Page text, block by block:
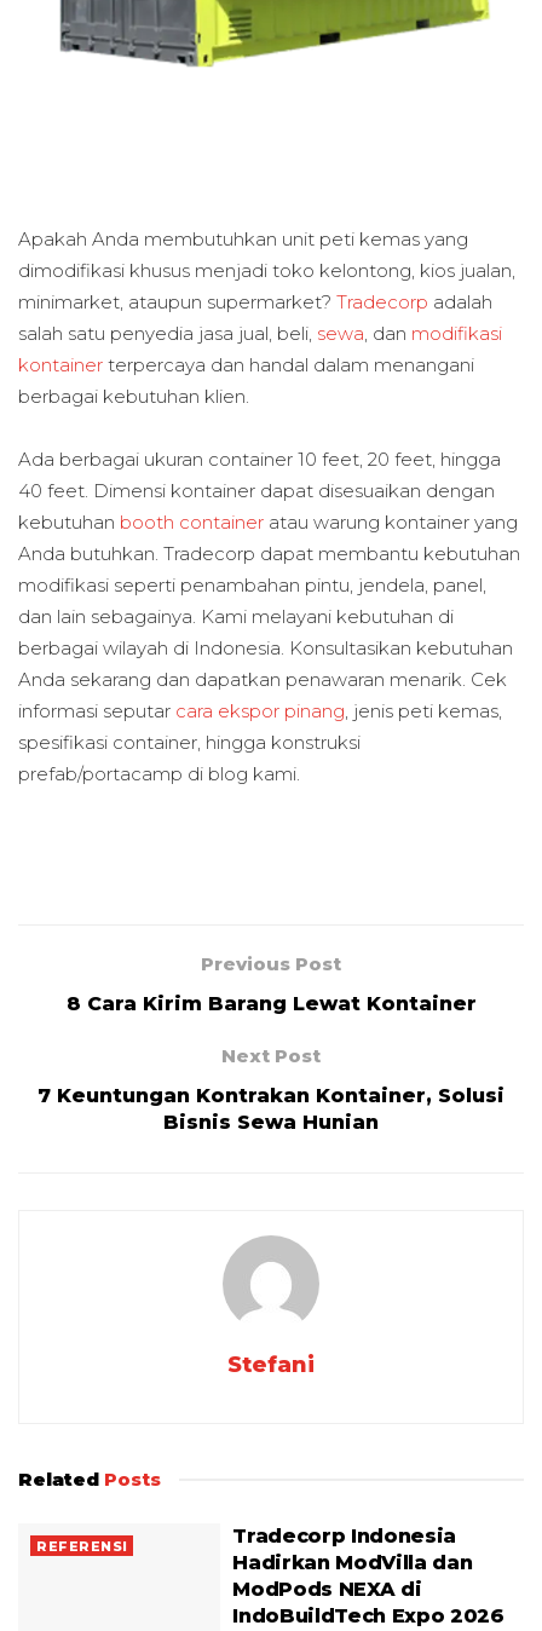
Apakah Anda membutuhkan unit peti kemas yang
dimodifikasi khusus menjadi toko kelontong, kios jualan,
minimarket, ataupun supermarket? Tradecorp adalah
salah satu penyedia jasa jual, beli, sewa, dan modifikasi
kontainer terpercaya dan handal dalam menangani
berbagai kebutuhan klien.
Ada berbagai ukuran container 10 feet, 20 feet, hingga
40 feet. Dimensi kontainer dapat disesuaikan dengan
kebutuhan booth container atau warung kontainer yang
Anda butuhkan. Tradecorp dapat membantu kebutuhan
modifikasi seperti penambahan pintu, jendela, panel,
dan lain sebagainya. Kami melayani kebutuhan di
berbagai wilayah di Indonesia. Konsultasikan kebutuhan
Anda sekarang dan dapatkan penawaran menarik. Cek
informasi seputar cara ekspor pinang, jenis peti kemas,
spesifikasi container, hingga konstruksi
prefab/portacamp di blog kami.
Previous Post
8 Cara Kirim Barang Lewat Kontainer
Next Post
7 Keuntungan Kontrakan Kontainer, Solusi
Bisnis Sewa Hunian
Stefani
Related Posts
REFERENSI
Tradecorp Indonesia
Hadirkan ModVilla dan
ModPods NEXA di
IndoBuildTech Expo 2026